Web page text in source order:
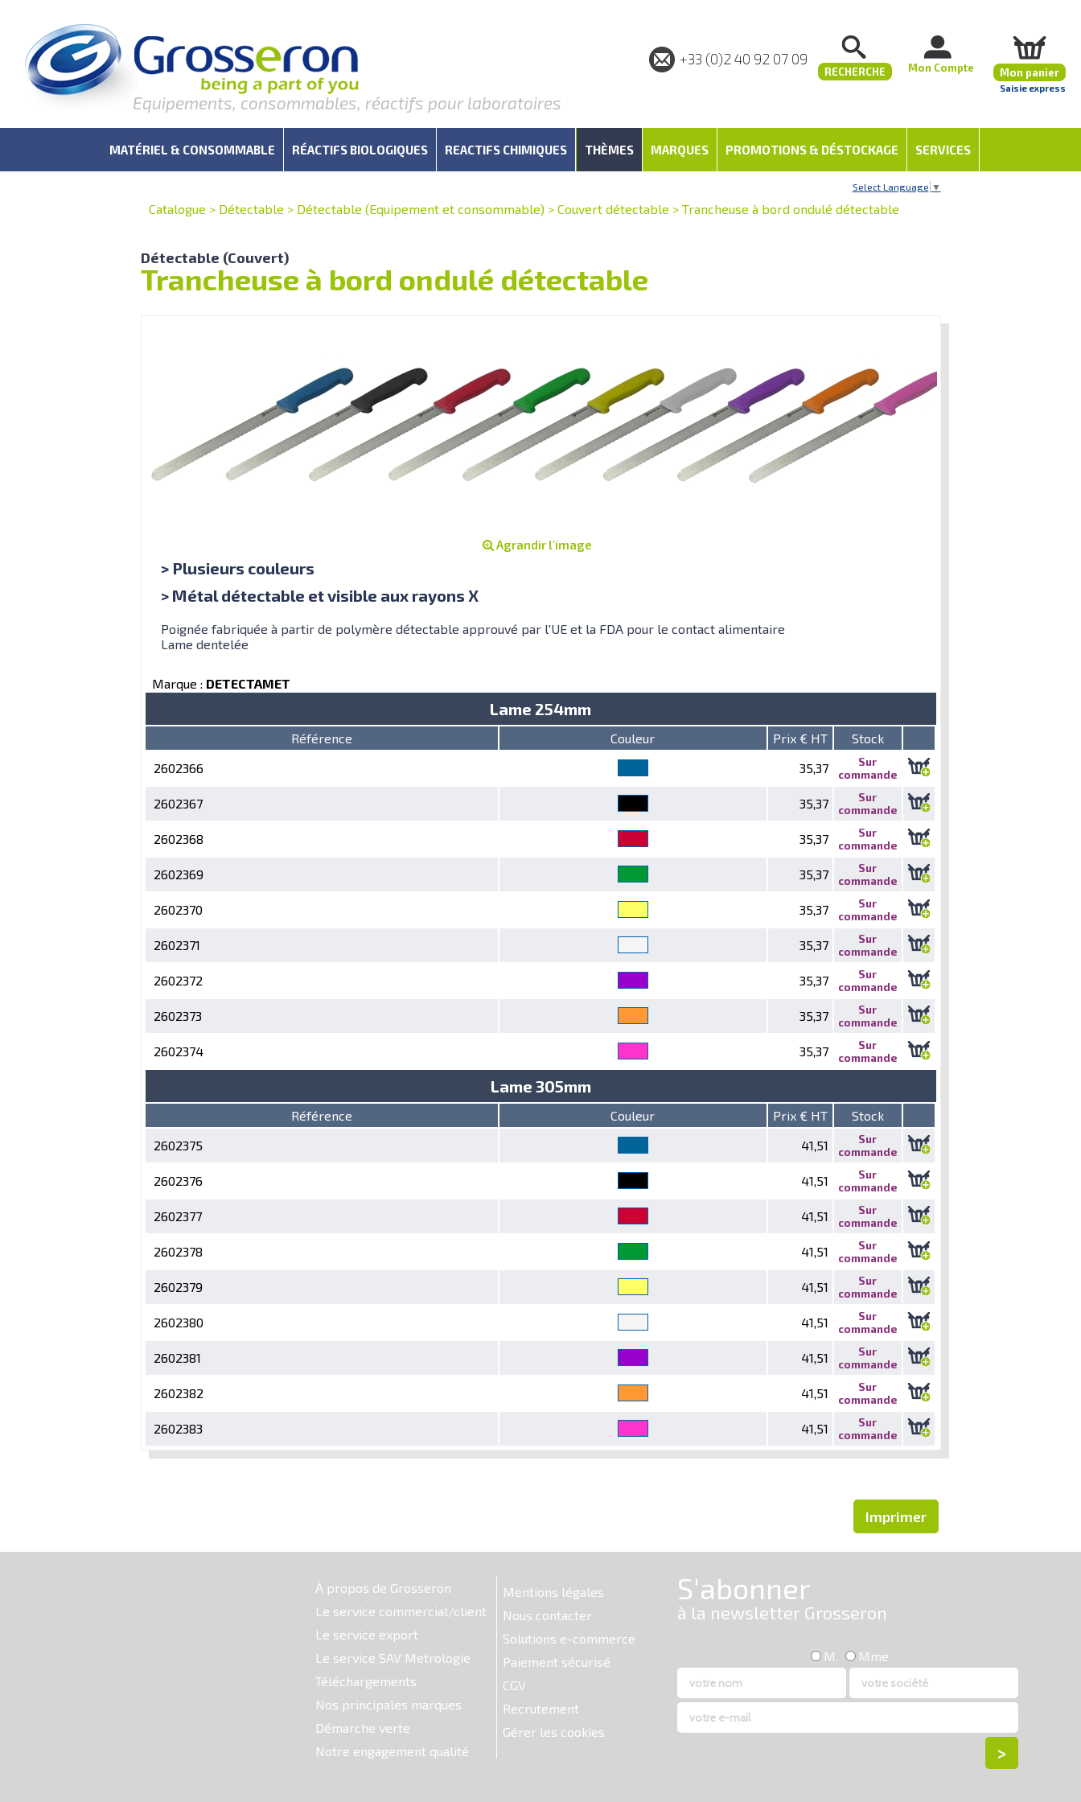
Equipements, consommables, réactifs pour laboratoires
+33 (0)2 40 92 07 09
RECHERCHE Mon Compte Mon panier
Saisie express
MATÉRIEL & CONSOMMABLE RÉACTIFS BIOLOGIQUES REACTIFS CHIMIQUES THÈMES MARQUES PROMOTIONS & DÉSTOCKAGE SERVICES
Select Language ▼
Catalogue > Détectable > Détectable (Equipement et consommable) > Couvert détectable > Trancheuse à bord ondulé détectable
Détectable (Couvert)
Trancheuse à bord ondulé détectable
Agrandir l'image
> Plusieurs couleurs
> Métal détectable et visible aux rayons X
Poignée fabriquée à partir de polymère détectable approuvé par l'UE et la FDA pour le contact alimentaire
Lame dentelée
Marque : DETECTAMET
Lame 254mm
Référence Couleur Prix € HT
Stock
2602366
35,37
Sur
commande
2602367 35,37
Sur
commande
2602368 35,37
Sur
commande
2602369 35,37
Sur
commande
2602370 35,37
Sur
commande
2602371 35,37
Sur
commande
2602372 35,37
Sur
commande
2602373 35,37
Sur
commande
2602374 35,37
Sur
commande
Lame 305mm
Référence Couleur Prix € HT
Stock
2602375
41,51
Sur
commande
2602376 41,51
Sur
commande
2602377 41,51
Sur
commande
2602378 41,51
Sur
commande
2602379 41,51
Sur
commande
2602380 41,51
Sur
commande
2602381 41,51
Sur
commande
2602382 41,51
Sur
commande
2602383 41,51
Sur
commande
Imprimer
À propos de Grosseron
Le service commercial/client
Le service export
Le service SAV Metrologie
Téléchargements
Nos principales marques
Démarche verte
Notre engagement qualité
Mentions légales
Nous contacter
Solutions e-commerce
Paiement sécurisé
CGV
Recrutement
Gérer les cookies